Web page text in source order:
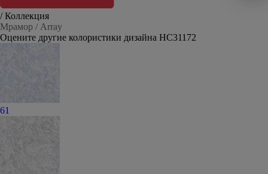
/ Коллекция
Мрамор / Array
Оцените другие колористики дизайна HC31172
61